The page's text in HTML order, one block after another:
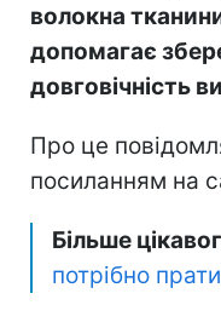
волокна
допомагає
довговічність
Про це
посиланням на
Більше
потрібно